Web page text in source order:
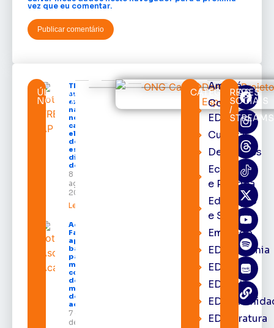
vez que eu comentar.
ÚLTIMAS
NOTÍCIAS
TRE-AP
suspende
expediente
na sede e
nos
cartórios
eleitorais
de todo o
estado nos
dias 10 e 11
de agosto
8 de
agosto de
2026
Leia mais »
Acácio
Favacho
apresenta
balanço
parcial do
mandato
com mais
de R$ 668
milhões
destinados
ao Amapá
7 de agosto
de 2026
CATEGORIAS
Amapá
Cortes
EDcast
Cultura
Destaques
Economia
e Política
Educação
e Saúde
Emprego
EDacademia
EDbrasília
EDcast
EDliteratura
REDES
SOCIAIS
/
STREAMS